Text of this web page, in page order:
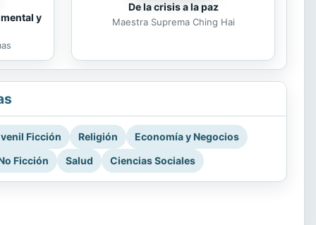
y
De la crisis a la paz
Maestra Suprema Ching Hai
Ficción Religión
Economía y Negocios
Ficción
Salud Ciencias Sociales